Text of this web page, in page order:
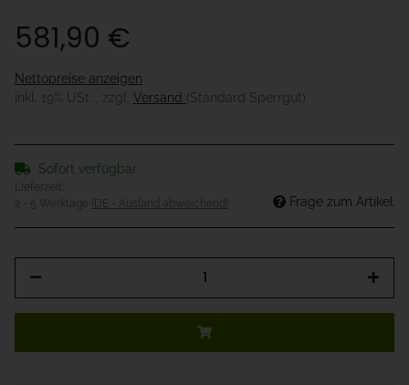
581,90 €
Nettopreise anzeigen
inkl. 19% USt. , zzgl. Versand (Standard Sperrgut)
Sofort verfügbar
Lieferzeit:
2 - 5 Werktage
(DE - Ausland abweichend) Frage zum Artikel